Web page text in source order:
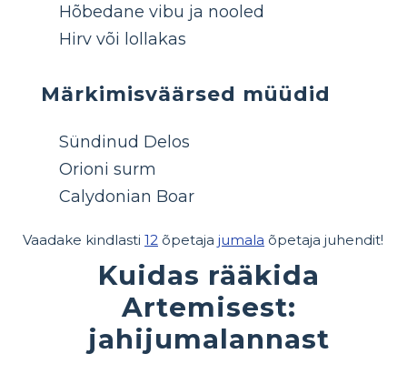
Hõbedane vibu ja nooled
Hirv või lollakas
Märkimisväärsed müüdid
Sündinud Delos
Orioni surm
Calydonian Boar
Vaadake kindlasti 12 õpetaja jumala õpetaja juhendit!
Kuidas rääkida
Artemisest:
jahijumalannast